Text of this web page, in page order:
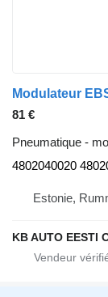
81 €
Pneumatique -
4802040020
Estonie,
KB AUTO EESTI